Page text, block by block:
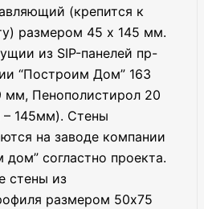
(крепится к
размером 45 х 145 мм.
из SIP-панелей пр-
“Построим Дом” 163
Пенополистирол 20
– 145мм). Стены
на заводе компании
дом” согластно проекта.
стены из
размером 50х75